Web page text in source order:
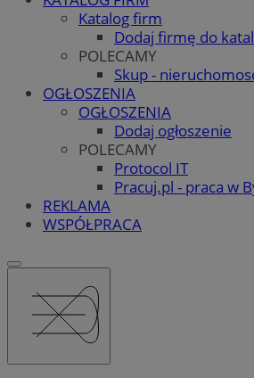
Katalog firm
Dodaj firmę do
POLECAMY
Skup -
OGŁOSZENIA
OGŁOSZENIA
Dodaj ogłoszenie
POLECAMY
Protocol IT
Pracuj.pl - praca w
REKLAMA
WSPÓŁPRACA